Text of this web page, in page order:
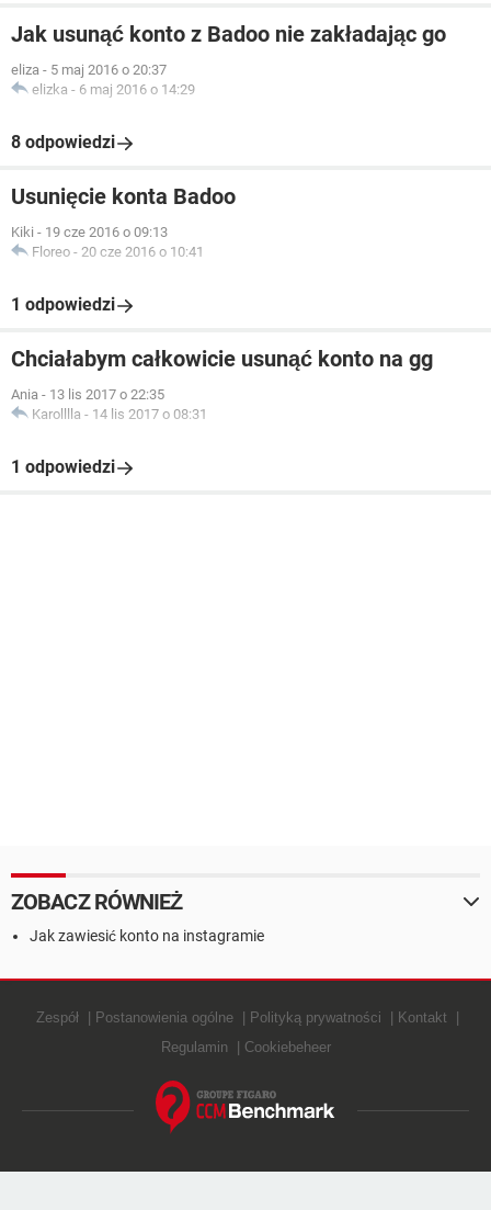
Jak usunąć konto z Badoo nie zakładając go
eliza - 5 maj 2016 o 20:37
elizka - 6 maj 2016 o 14:29
8 odpowiedzi
Usunięcie konta Badoo
Kiki - 19 cze 2016 o 09:13
Floreo - 20 cze 2016 o 10:41
1 odpowiedzi
Chciałabym całkowicie usunąć konto na gg
Ania - 13 lis 2017 o 22:35
Karolllla - 14 lis 2017 o 08:31
1 odpowiedzi
ZOBACZ RÓWNIEŻ
Jak zawiesić konto na instagramie
Zespół Postanowienia ogólne Polityką prywatności
Kontakt
Regulamin
Cookiebeheer